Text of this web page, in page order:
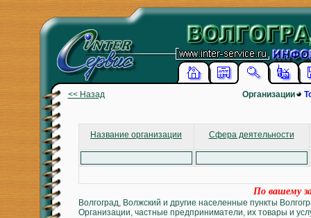
<< Назад Организации
Название организации Сфера деятельности
По вашему
Волгоград, Волжский и другие населенные пункты
Организации, частные предприниматели, их товары и